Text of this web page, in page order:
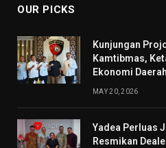
OUR PICKS
Kunjungan
Kamtibmas,
Ekonomi Daerah
MAY 20, 2026
Yadea Perluas
Resmikan